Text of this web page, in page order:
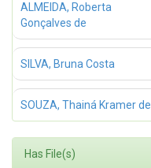
ALMEIDA, Roberta
Gonçalves de
SILVA, Bruna Costa
SOUZA, Thainá Kramer de
Has File(s)